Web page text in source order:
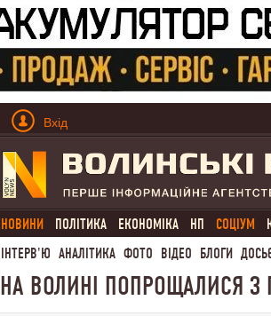
Вхід
НОВИНИ ПОЛІТИКА ЕКОНОМІКА НП СОЦІУМ
ІНТЕРВ'Ю АНАЛІТИКА ФОТО ВІДЕО БЛОГИ
НА ВОЛИНІ ПОПРОЩАЛИСЯ